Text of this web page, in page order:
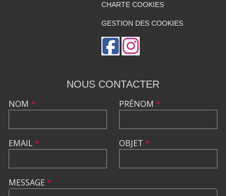
CHARTE COOKIES
GESTION DES COOKIES
NOUS CONTACTER
NOM *
EMAIL*
PRÉNOM *
OBJET *
MESSAGE *